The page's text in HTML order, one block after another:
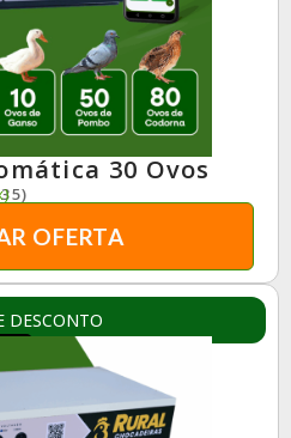
30 Ovos
OFERTA
DESCONTO